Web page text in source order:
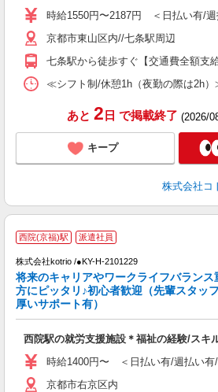
時給1550円〜2187円 ＜日払い有/
京都市東山区内//七条駅周辺
七条駅から徒歩すぐ【交通費全額支給
≪シフト制/休憩1h（夜勤の際は2h
あと 2 日 で掲載終了 (2026/
キープ
株式会社コ
西院(京福)駅 派遣社員
株式会社kotrio /●KY-H-2101229
将来のキャリアやワークライフバランス
方にピッタリ♪初心者歓迎（先輩スタッ
厚いサポート有）
西院駅の就労支援施設＊福祉の経験/スキ
時給1400円〜 ＜日払い有/週払い有
京都市右京区内